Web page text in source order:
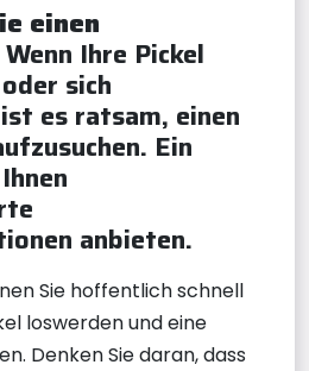
einen
Wenn Ihre Pickel
sich
es ratsam, einen
Ein
anbieten.
Sie hoffentlich schnell
loswerden und eine
Denken Sie daran, dass